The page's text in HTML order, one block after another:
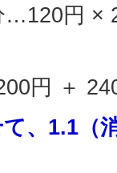
…120円 ×
円 ＋
、1.1（